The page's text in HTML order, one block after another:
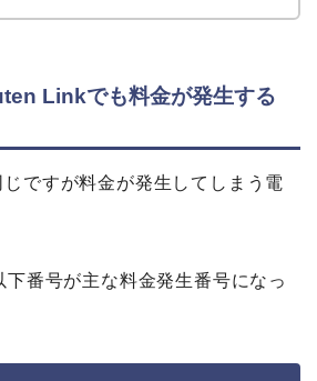
Linkでも料金が発生する
ですが料金が発生してしまう電
番号が主な料金発生番号になっ